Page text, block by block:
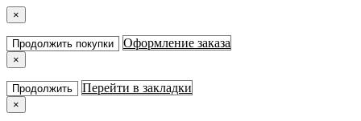
×
Продолжить покупки Оформление заказа
×
Продолжить Перейти в закладки
×